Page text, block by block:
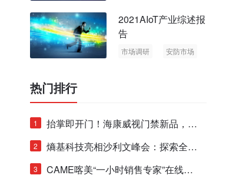
2021AIoT产业综述报
告
市场调研
安防市场
热门排行
1
抬掌即开门！海康威视门禁新品，不
止认人脸，更认"掌"中静脉！
2
熵基科技亮相沙利文峰会：探索全栈
脑机技术商业化生态新路径
3
CAME喀美“一小时销售专家”在线赋